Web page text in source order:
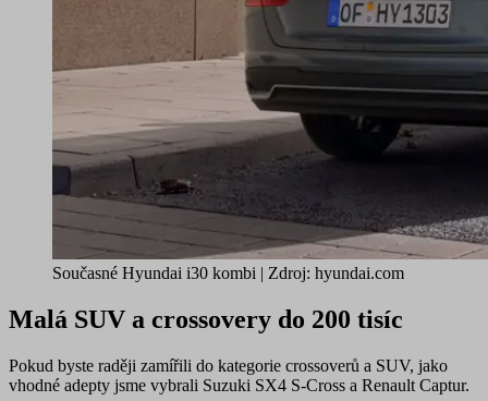
Současné Hyundai i30 kombi | Zdroj: hyundai.com
Malá SUV a crossovery do 200 tisíc
Pokud byste raději zamířili do kategorie crossoverů a SUV, jako
vhodné adepty jsme vybrali Suzuki SX4 S-Cross a Renault Captur.